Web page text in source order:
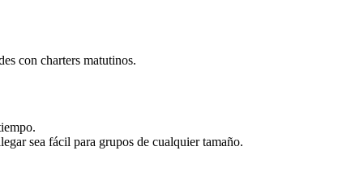
con charters matutinos.
sea fácil para grupos de cualquier tamaño.